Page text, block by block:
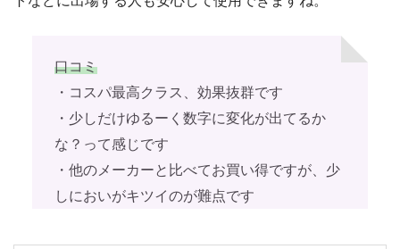
口コミ
・コスパ最高クラス、効果抜群です
・少しだけゆるーく数字に変化が出てるか
な？って感じです
・他のメーカーと比べてお買い得ですが、少
しにおいがキツイのが難点です